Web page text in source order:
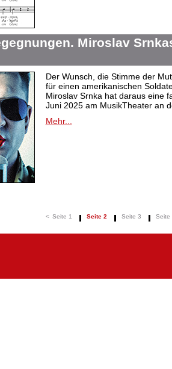
Miroslav
Der Wunsch, die Stimme der
für einen amerikanischen
Miroslav Srnka hat daraus eine
Juni 2025 am MusikTheater an
Mehr...
< Seite 1 Seite 2 Seite 3 Seite